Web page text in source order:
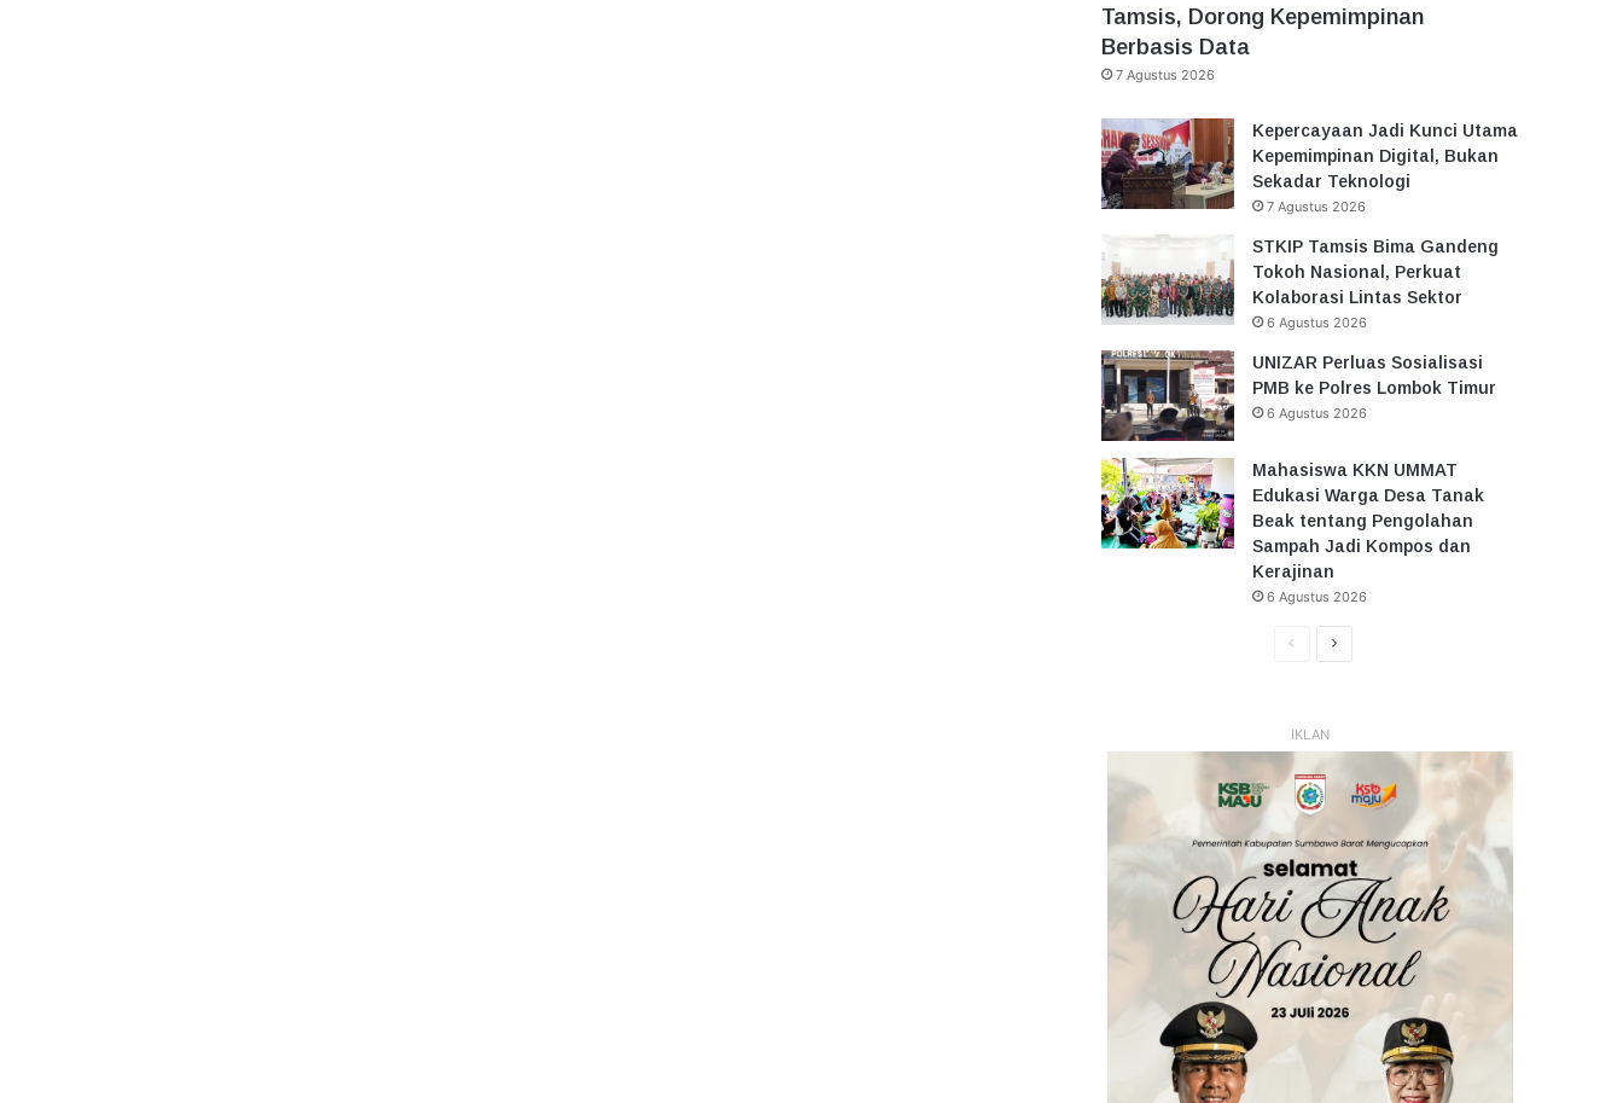
Tamsis, Dorong Kepemimpinan
Berbasis Data
7 Agustus 2026
Kepercayaan Jadi Kunci Utama
Kepemimpinan Digital, Bukan
Sekadar Teknologi
7 Agustus 2026
STKIP Tamsis Bima Gandeng
Tokoh Nasional, Perkuat
Kolaborasi Lintas Sektor
6 Agustus 2026
UNIZAR Perluas Sosialisasi
PMB ke Polres Lombok Timur
6 Agustus 2026
Mahasiswa KKN UMMAT
Edukasi Warga Desa Tanak
Beak tentang Pengolahan
Sampah Jadi Kompos dan
Kerajinan
6 Agustus 2026
HalamanHalaman
IKLAN